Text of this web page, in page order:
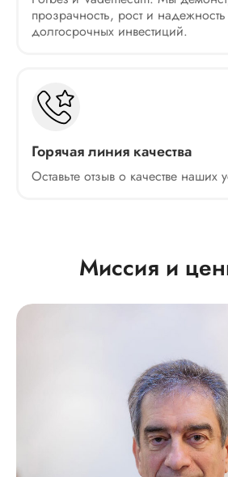
прозрачность, рост и
долгосрочных инвестиций.
Горячая линия качества
Оставьте отзыв о качестве наших
Миссия и